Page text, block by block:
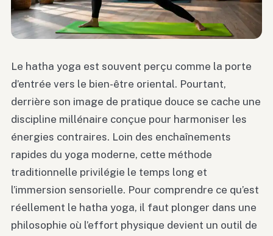
Le hatha yoga est souvent perçu comme la porte
d’entrée vers le bien-être oriental. Pourtant,
derrière son image de pratique douce se cache une
discipline millénaire conçue pour harmoniser les
énergies contraires. Loin des enchaînements
rapides du yoga moderne, cette méthode
traditionnelle privilégie le temps long et
l’immersion sensorielle. Pour comprendre ce qu’est
réellement le hatha yoga, il faut plonger dans une
philosophie où l’effort physique devient un outil de